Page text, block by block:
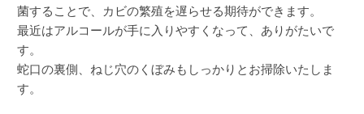
菌することで、カビの繁殖を遅らせる期待ができます。
最近はアルコールが手に入りやすくなって、ありがたいで
す。
蛇口の裏側、ねじ穴のくぼみもしっかりとお掃除いたしま
す。